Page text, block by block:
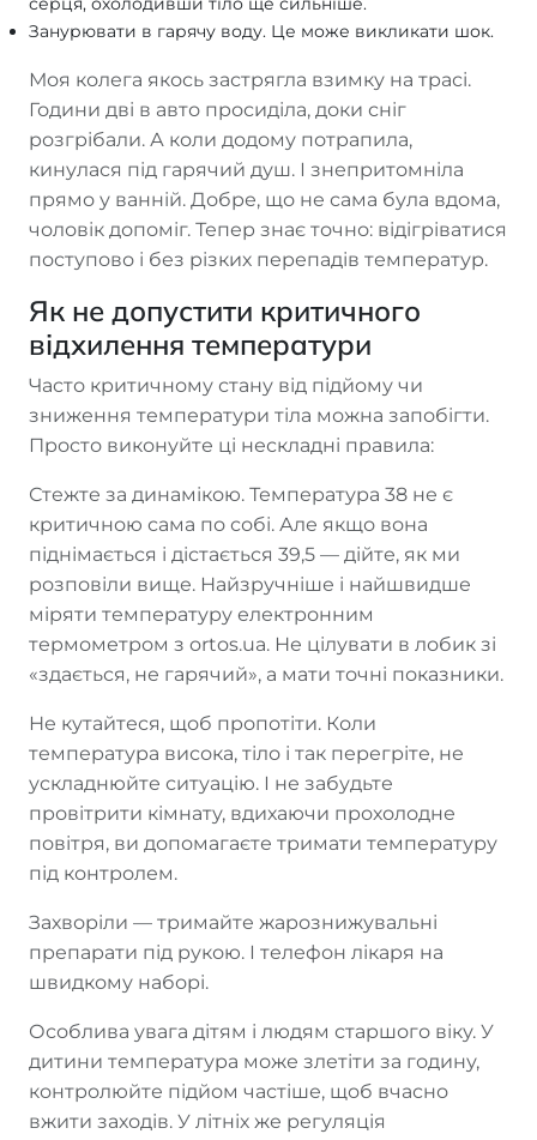
Занурювати в гарячу воду. Це може викликати шок.
Моя колега якось застрягла взимку на трасі.
Години дві в авто просиділа, доки сніг
розгрібали. А коли додому потрапила,
кинулася під гарячий душ. І знепритомніла
прямо у ванній. Добре, що не сама була вдома,
чоловік допоміг. Тепер знає точно: відігріватися
поступово і без різких перепадів температур.
Як не допустити критичного
відхилення температури
Часто критичному стану від підйому чи
зниження температури тіла можна запобігти.
Просто виконуйте ці нескладні правила:
Стежте за динамікою. Температура 38 не є
критичною сама по собі. Але якщо вона
піднімається і дістається 39,5 — дійте, як ми
розповіли вище. Найзручніше і найшвидше
міряти температуру електронним
термометром з ortos.ua. Не цілувати в лобик зі
«здається, не гарячий», а мати точні показники.
Не кутайтеся, щоб пропотіти. Коли
температура висока, тіло і так перегріте, не
ускладнюйте ситуацію. І не забудьте
провітрити кімнату, вдихаючи прохолодне
повітря, ви допомагаєте тримати температуру
під контролем.
Захворіли — тримайте жарознижувальні
препарати під рукою. І телефон лікаря на
швидкому наборі.
Особлива увага дітям і людям старшого віку. У
дитини температура може злетіти за годину,
контролюйте підйом частіше, щоб вчасно
вжити заходів. У літніх же регуляція